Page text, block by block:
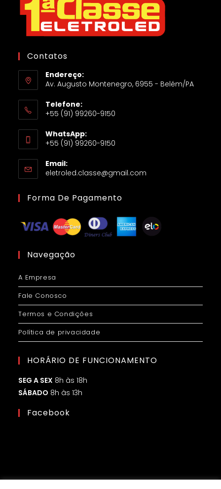
Contatos
Endereço:
Av. Augusto Montenegro, 6955 - Belém/PA
Telefone:
+55 (91) 99260-9150
WhatsApp:
+55 (91) 99260-9150
Email:
eletroled.classe@gmail.com
Forma De Pagamento
Navegação
A Empresa
Fale Conosco
Termos e Condições
Política de privacidade
HORÁRIO DE FUNCIONAMENTO
SEG A SEX 8h às 18h
SÁBADO 8h às 13h
Facebook